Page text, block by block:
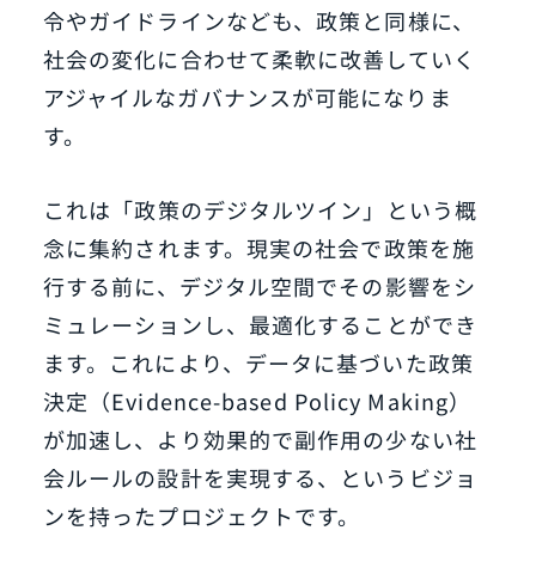
令やガイドラインなども、政策と同様に、
社会の変化に合わせて柔軟に改善していく
アジャイルなガバナンスが可能になりま
す。
これは「政策のデジタルツイン」という概
念に集約されます。現実の社会で政策を施
行する前に、デジタル空間でその影響をシ
ミュレーションし、最適化することができ
ます。これにより、データに基づいた政策
決定（Evidence-based Policy Making）
が加速し、より効果的で副作用の少ない社
会ルールの設計を実現する、というビジョ
ンを持ったプロジェクトです。